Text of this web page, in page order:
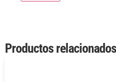
Productos relacionados